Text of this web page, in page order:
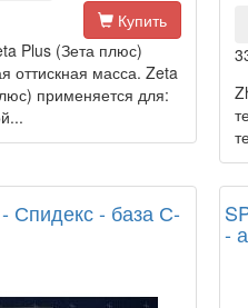
Купить
Plus (Зета плюс)
оттискная масса. Zeta
применяется для:
Спидекс - база С-
-